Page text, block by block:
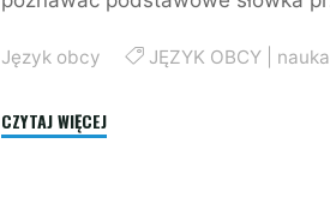
Język obcy JĘZYK OBCY
CZYTAJ WIĘCEJ"NIEMIECKI: